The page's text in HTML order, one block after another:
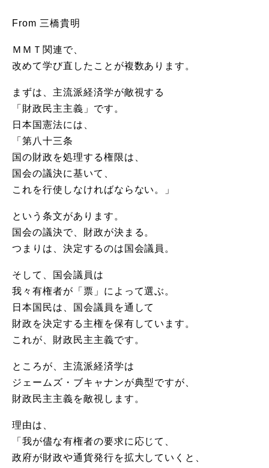
From 三橋貴明
ＭＭＴ関連で、
改めて学び直したことが複数あります。
まずは、主流派経済学が敵視する
「財政民主主義」です。
日本国憲法には、
「第八十三条
国の財政を処理する権限は、
国会の議決に基いて、
これを行使しなければならない。」
という条文があります。
国会の議決で、財政が決まる。
つまりは、決定するのは国会議員。
そして、国会議員は
我々有権者が「票」によって選ぶ。
日本国民は、国会議員を通して
財政を決定する主権を保有しています。
これが、財政民主主義です。
ところが、主流派経済学は
ジェームズ・ブキャナンが典型ですが、
財政民主主義を敵視します。
理由は、
「我が儘な有権者の要求に応じて、
政府が財政や通貨発行を拡大していくと、